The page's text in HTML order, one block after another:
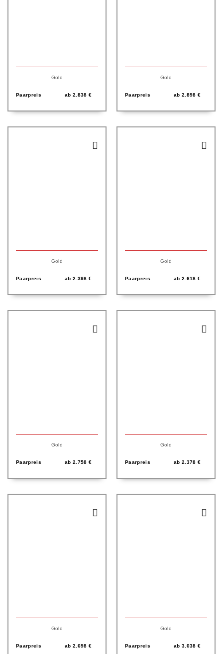
Gold
Paarpreis ab 2.838 €
Gold
Paarpreis ab 2.898 €
Gold
Paarpreis ab 2.398 €
Gold
Paarpreis ab 2.618 €
Gold
Paarpreis ab 2.758 €
Gold
Paarpreis ab 2.378 €
Gold
Paarpreis ab 2.698 €
Gold
Paarpreis ab 3.038 €